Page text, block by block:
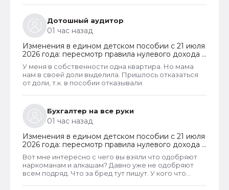
Дотошный аудитор
01 час назад
Изменения в едином детском пособии с 21 июля
2026 года: пересмотр правила нулевого дохода и
новый порядок оформления пособий по месту
пребывания
У меня в собственности одна квартира. Но мама
нам в своей доли выделила. Пришлось отказаться
от доли, т.к. в пособии отказывали.
Бухгалтер на все руки
01 час назад
Изменения в едином детском пособии с 21 июля
2026 года: пересмотр правила нулевого дохода и
новый порядок оформления пособий по месту
пребывания
Вот мне интересно с чего вы взяли что одобряют
наркоманам и алкашам? Давно уже не одобряют
всем подряд. Что за бред тут пишут. У кого что